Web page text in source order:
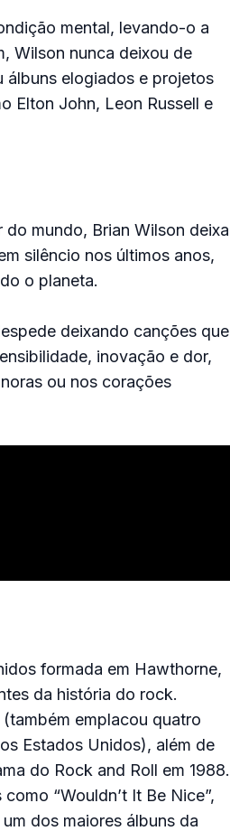
mental, levando-o a
Wilson nunca deixou de
álbuns elogiados e projetos
Elton John, Leon Russell e
mundo, Brian Wilson deixa
silêncio nos últimos anos,
o planeta.
deixando canções que
inovação e dor,
ou nos corações
formada em Hawthorne,
da história do rock.
emplacou quatro
Estados Unidos), além de
do Rock and Roll em 1988.
“Wouldn’t It Be Nice”,
dos maiores álbuns da